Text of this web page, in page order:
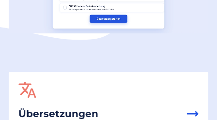
Übersetzungen